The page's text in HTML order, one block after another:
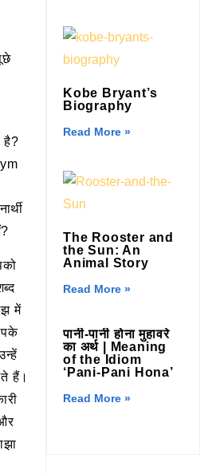
है?
में
हैं।
Kobe Bryant’s
Biography
Read More »
The Rooster and
the Sun: An
Animal Story
Read More »
पानी-पानी होना मुहावरे
का अर्थ | Meaning
of the Idiom
‘Pani-Pani Hona’
Read More »